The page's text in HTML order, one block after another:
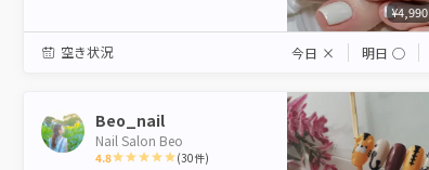
エリアから選ぶ
¥4,990
空き状況 今日 × 明日 ◯
Beo_nail
Nail Salon Beo
4.8 (30件)